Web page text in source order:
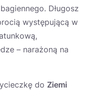
Długosz
występującą w
– narażoną na
do Ziemi